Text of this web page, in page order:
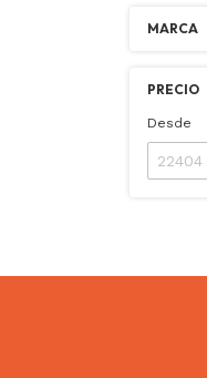
MARCA
PRECIO
Desde